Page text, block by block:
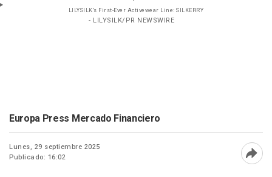
LILYSILK's First-Ever Activewear Line: SILKERRY
- LILYSILK/PR NEWSWIRE
Europa Press Mercado Financiero
Lunes, 29 septiembre 2025
Publicado: 16:02